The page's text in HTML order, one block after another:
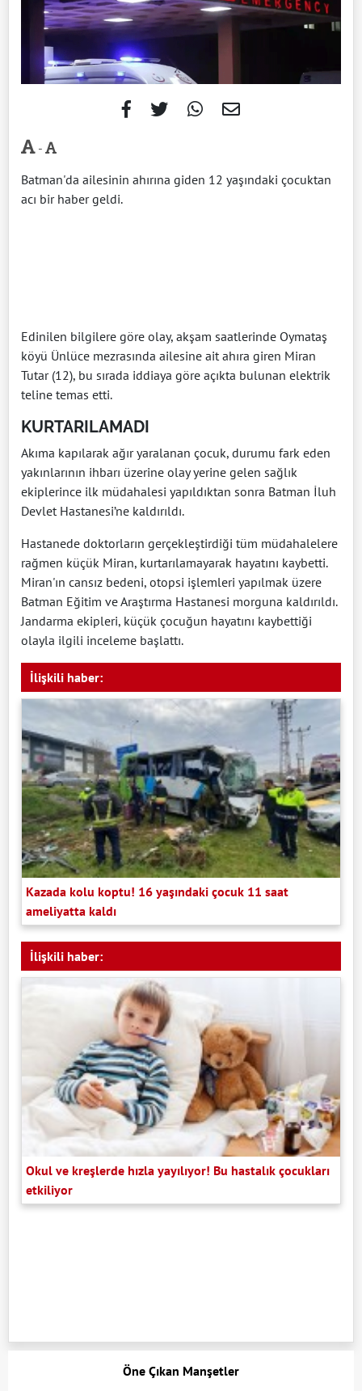
-
Batman'da ailesinin ahırına giden 12 yaşındaki çocuktan
acı bir haber geldi.
Edinilen bilgilere göre olay, akşam saatlerinde Oymataş
köyü Ünlüce mezrasında ailesine ait ahıra giren Miran
Tutar (12), bu sırada iddiaya göre açıkta bulunan elektrik
teline temas etti.
KURTARILAMADI
Akıma kapılarak ağır yaralanan çocuk, durumu fark eden
yakınlarının ihbarı üzerine olay yerine gelen sağlık
ekiplerince ilk müdahalesi yapıldıktan sonra Batman İluh
Devlet Hastanesi’ne kaldırıldı.
Hastanede doktorların gerçekleştirdiği tüm müdahalelere
rağmen küçük Miran, kurtarılamayarak hayatını kaybetti.
Miran'ın cansız bedeni, otopsi işlemleri yapılmak üzere
Batman Eğitim ve Araştırma Hastanesi morguna kaldırıldı.
Jandarma ekipleri, küçük çocuğun hayatını kaybettiği
olayla ilgili inceleme başlattı.
İlişkili haber:
Kazada kolu koptu! 16 yaşındaki çocuk 11 saat
ameliyatta kaldı
İlişkili haber:
Okul ve kreşlerde hızla yayılıyor! Bu hastalık çocukları
etkiliyor
Öne Çıkan Manşetler